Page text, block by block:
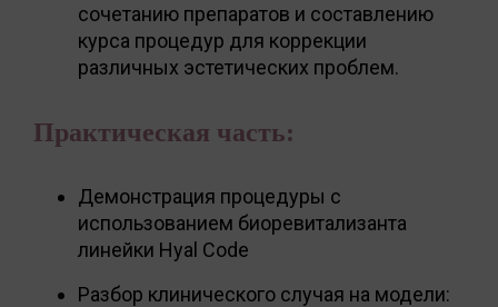
сочетанию препаратов и составлению
курса процедур для коррекции
различных эстетических проблем.
Практическая часть:
Демонстрация процедуры с
использованием биоревитализанта
линейки Hyal Code
Разбор клинического случая на модели: